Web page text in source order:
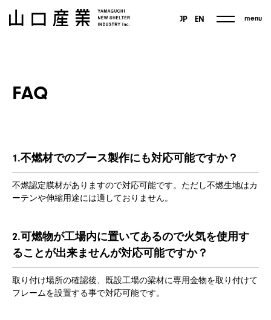
JP EN menu
FAQ
1.不燃材でのブース製作にも対応可能ですか？
不燃認定膜材がありますので対応可能です。ただし不燃生地はカ
ーテンや伸縮用途には適しておりません。
2.可燃物が工場内に置いてあるので火気を使用す
ることが出来ませんが対応可能ですか？
取り付け場所の確認後、既設工場の梁材に専用金物を取り付けて
フレームを設置する事で対応可能です。